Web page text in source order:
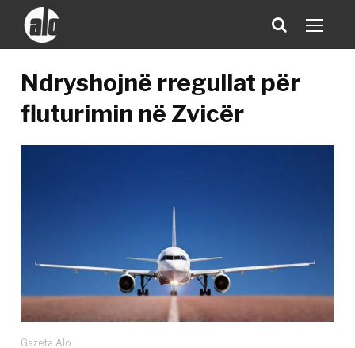
Ndryshojnë rregullat për
fluturimin në Zvicër
Gazeta Alo